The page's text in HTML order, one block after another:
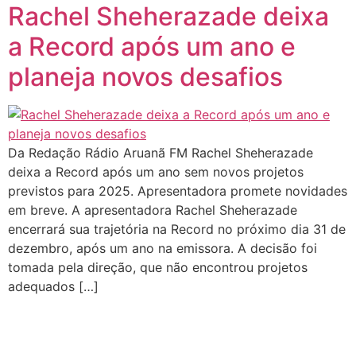
Rachel Sheherazade deixa
a Record após um ano e
planeja novos desafios
Da Redação Rádio Aruanã FM Rachel Sheherazade
deixa a Record após um ano sem novos projetos
previstos para 2025. Apresentadora promete novidades
em breve. A apresentadora Rachel Sheherazade
encerrará sua trajetória na Record no próximo dia 31 de
dezembro, após um ano na emissora. A decisão foi
tomada pela direção, que não encontrou projetos
adequados […]